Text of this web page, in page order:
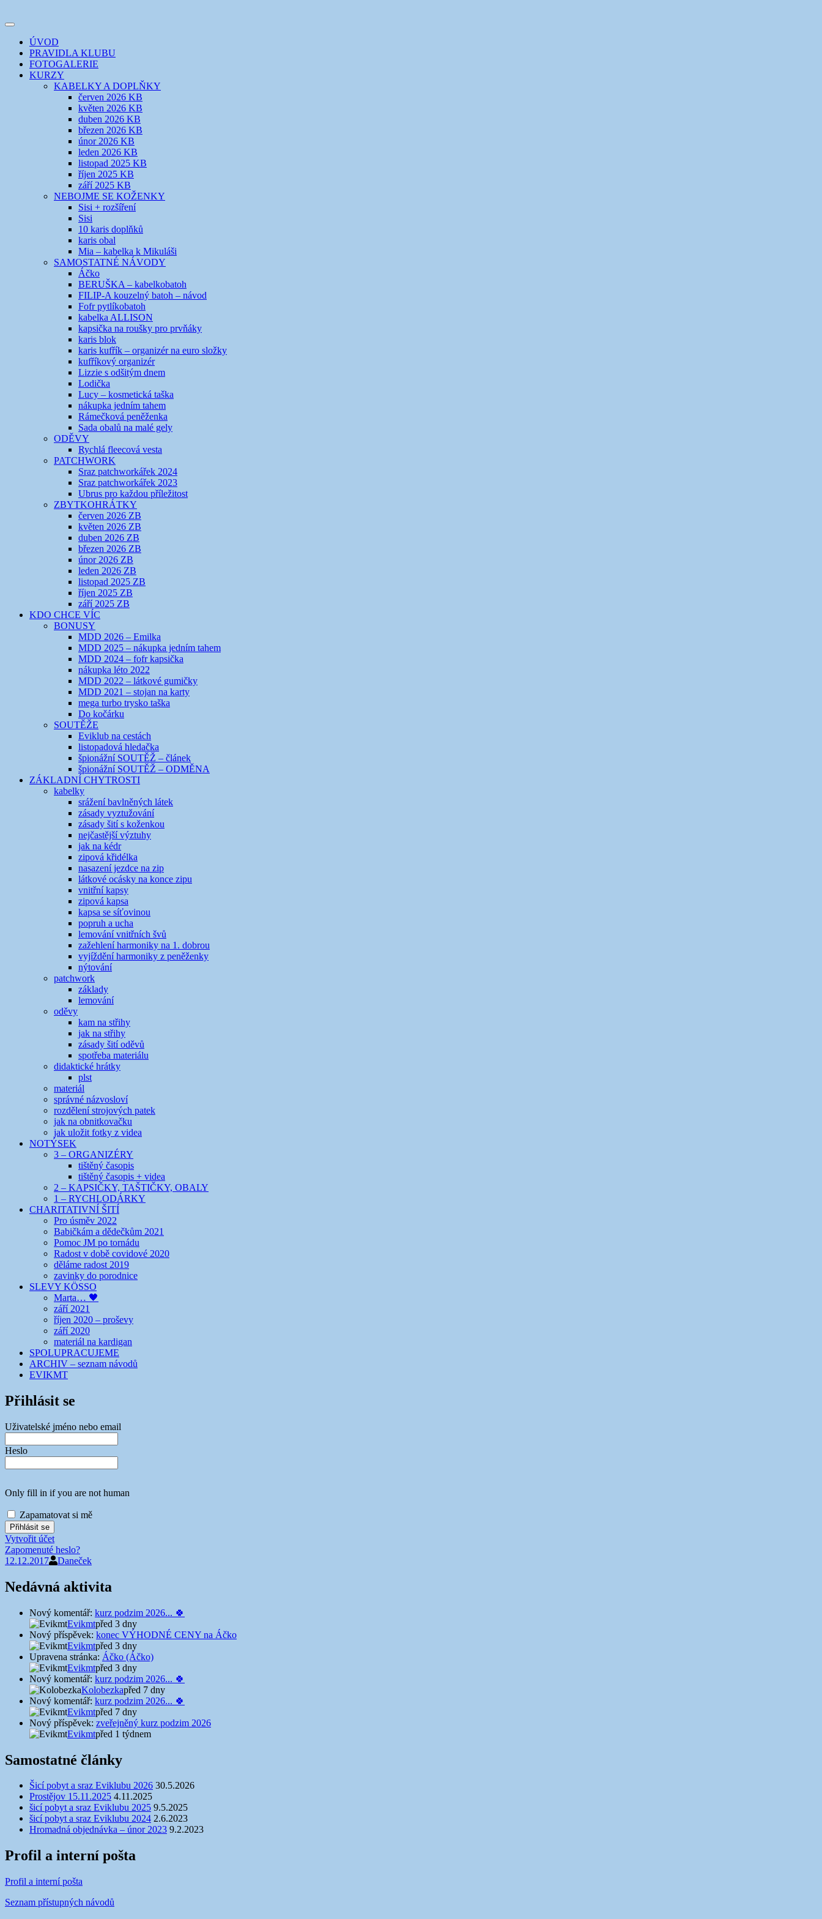
k
webuEVIKLUB
šicí klub
Toggle
navigation
ÚVOD
PRAVIDLA KLUBU
FOTOGALERIE
KURZY
KABELKY A DOPLŇKY
červen 2026 KB
květen 2026 KB
duben 2026 KB
březen 2026 KB
únor 2026 KB
leden 2026 KB
listopad 2025 KB
říjen 2025 KB
září 2025 KB
NEBOJME SE KOŽENKY
Sisi + rozšíření
Sisi
10 karis doplňků
karis obal
Mia – kabelka k Mikuláši
SAMOSTATNÉ NÁVODY
Áčko
BERUŠKA – kabelkobatoh
FILIP-A kouzelný batoh – návod
Fofr pytlíkobatoh
kabelka ALLISON
kapsička na roušky pro prvňáky
karis blok
karis kufřík – organizér na euro složky
kufříkový organizér
Lizzie s odšitým dnem
Lodička
Lucy – kosmetická taška
nákupka jedním tahem
Rámečková peněženka
Sada obalů na malé gely
ODĚVY
Rychlá fleecová vesta
PATCHWORK
Sraz patchworkářek 2024
Sraz patchworkářek 2023
Ubrus pro každou příležitost
ZBYTKOHRÁTKY
červen 2026 ZB
květen 2026 ZB
duben 2026 ZB
březen 2026 ZB
únor 2026 ZB
leden 2026 ZB
listopad 2025 ZB
říjen 2025 ZB
září 2025 ZB
KDO CHCE VÍC
BONUSY
MDD 2026 – Emilka
MDD 2025 – nákupka jedním tahem
MDD 2024 – fofr kapsička
nákupka léto 2022
MDD 2022 – látkové gumičky
MDD 2021 – stojan na karty
mega turbo trysko taška
Do kočárku
SOUTĚŽE
Eviklub na cestách
listopadová hledačka
špionážní SOUTĚŽ – článek
špionážní SOUTĚŽ – ODMĚNA
ZÁKLADNÍ CHYTROSTI
kabelky
srážení bavlněných látek
zásady vyztužování
zásady šití s koženkou
nejčastější výztuhy
jak na kédr
zipová křidélka
nasazení jezdce na zip
látkové ocásky na konce zipu
vnitřní kapsy
zipová kapsa
kapsa se síťovinou
popruh a ucha
lemování vnitřních švů
zažehlení harmoniky na 1. dobrou
vyjíždění harmoniky z peněženky
nýtování
patchwork
základy
lemování
oděvy
kam na střihy
jak na střihy
zásady šití oděvů
spotřeba materiálu
didaktické hrátky
plst
materiál
správné názvosloví
rozdělení strojových patek
jak na obnitkovačku
jak uložit fotky z videa
NOTÝSEK
3 – ORGANIZÉRY
tištěný časopis
tištěný časopis + videa
2 – KAPSIČKY, TAŠTIČKY, OBALY
1 – RYCHLODÁRKY
CHARITATIVNÍ ŠITÍ
Pro úsměv 2022
Babičkám a dědečkům 2021
Pomoc JM po tornádu
Radost v době covidové 2020
děláme radost 2019
zavinky do porodnice
SLEVY KÖSSO
Marta… 🖤
září 2021
říjen 2020 – proševy
září 2020
materiál na kardigan
SPOLUPRACUJEME
ARCHIV – seznam návodů
EVIKMT
Přihlásit se
Uživatelské jméno nebo email
Heslo
Only fill in if you are not human
Zapamatovat si mě
Vytvořit účet
Zapomenuté heslo?
12.12.2017
Daneček
Nedávná aktivita
Nový komentář: kurz podzim 2026... 🍀
Evikmtpřed 3 dny
Nový příspěvek: konec VÝHODNÉ CENY na Áčko
Evikmtpřed 3 dny
Upravena stránka: Áčko (Áčko)
Evikmtpřed 3 dny
Nový komentář: kurz podzim 2026... 🍀
Kolobezkapřed 7 dny
Nový komentář: kurz podzim 2026... 🍀
Evikmtpřed 7 dny
Nový příspěvek: zveřejněný kurz podzim 2026
Evikmtpřed 1 týdnem
Samostatné články
Šicí pobyt a sraz Eviklubu 2026 30.5.2026
Prostějov 15.11.2025 4.11.2025
šicí pobyt a sraz Eviklubu 2025 9.5.2025
šicí pobyt a sraz Eviklubu 2024 2.6.2023
Hromadná objednávka – únor 2023 9.2.2023
Profil a interní pošta
Profil a interní pošta
Seznam přístupných návodů